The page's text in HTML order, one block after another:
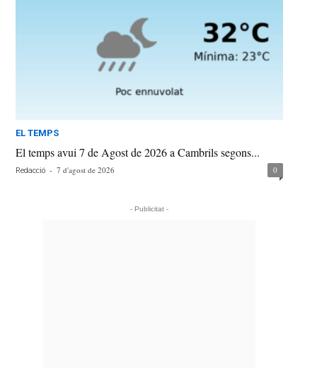
EL TEMPS
El temps avui 7 de Agost de 2026 a Cambrils segons...
Redacció - 7 d'agost de 2026 0
- Publicitat -